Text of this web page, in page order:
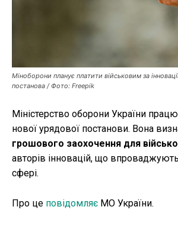
Ми в соц. мережах
Міноборони планує платити військовим за
постанова / Фото: Freepik
Міністерство оборони України
нової урядової постанови. Вона
грошового заохочення для
авторів інновацій, що
сфері.
Про це повідомляє МО України.